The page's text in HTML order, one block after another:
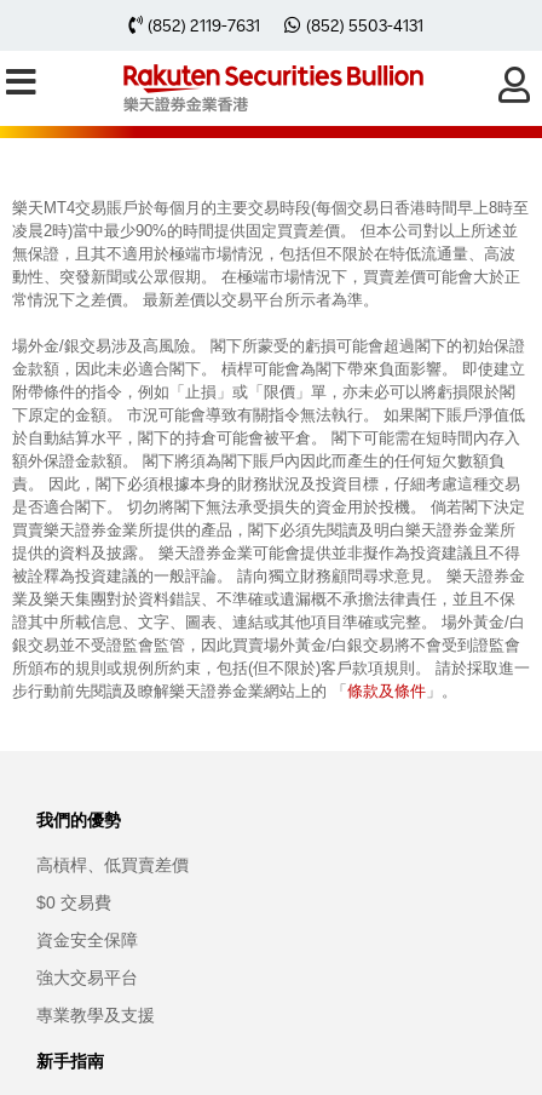
(852) 2119-7631 (852) 5503-4131
每周黃金分析 20250210
樂天MT4交易賬戶於每個月的主要交易時段(每個交易日香港時間早上8時至
凌晨2時)當中最少90%的時間提供固定買賣差價。 但本公司對以上所述並
無保證，且其不適用於極端市場情況，包括但不限於在特低流通量、高波
動性、突發新聞或公眾假期。 在極端市場情況下，買賣差價可能會大於正
常情況下之差價。 最新差價以交易平台所示者為準。
場外金/銀交易涉及高風險。 閣下所蒙受的虧損可能會超過閣下的初始保證
金款額，因此未必適合閣下。 槓桿可能會為閣下帶來負面影響。 即使建立
附帶條件的指令，例如「止損」或「限價」單，亦未必可以將虧損限於閣
下原定的金額。 市況可能會導致有關指令無法執行。 如果閣下賬戶淨值低
於自動結算水平，閣下的持倉可能會被平倉。 閣下可能需在短時間內存入
額外保證金款額。 閣下將須為閣下賬戶內因此而產生的任何短欠數額負
責。 因此，閣下必須根據本身的財務狀況及投資目標，仔細考慮這種交易
是否適合閣下。 切勿將閣下無法承受損失的資金用於投機。 倘若閣下決定
買賣樂天證券金業所提供的產品，閣下必須先閱讀及明白樂天證券金業所
提供的資料及披露。 樂天證券金業可能會提供並非擬作為投資建議且不得
被詮釋為投資建議的一般評論。 請向獨立財務顧問尋求意見。 樂天證券金
業及樂天集團對於資料錯誤、不準確或遺漏概不承擔法律責任，並且不保
證其中所載信息、文字、圖表、連結或其他項目準確或完整。 場外黃金/白
銀交易並不受證監會監管，因此買賣場外黃金/白銀交易將不會受到證監會
所頒布的規則或規例所約束，包括(但不限於)客戶款項規則。 請於採取進一
步行動前先閱讀及瞭解樂天證券金業網站上的 「 條款及條件 」。
我們的優勢
高槓桿、低買賣差價
$0 交易費
資金安全保障
強大交易平台
專業教學及支援
新手指南